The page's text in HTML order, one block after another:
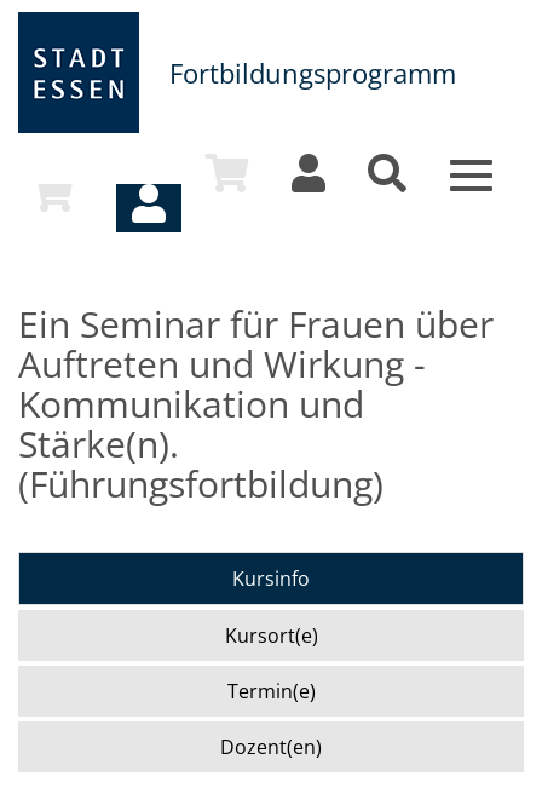
Fortbildungsprogramm
Toggle
Ein Seminar für Frauen über
Auftreten und Wirkung -
Kommunikation und
Stärke(n).
(Führungsfortbildung)
Kursinfo
Kursort(e)
Termin(e)
Dozent(en)